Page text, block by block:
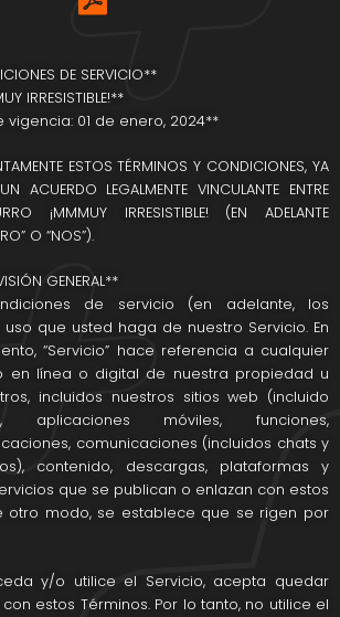
DE SERVICIO**
IRRESISTIBLE!**
01 de enero, 2024**
ESTOS TÉRMINOS Y CONDICIONES, YA
ACUERDO LEGALMENTE VINCULANTE ENTRE
¡MMMUY IRRESISTIBLE! (EN ADELANTE
O “NOS”).
GENERAL**
de servicio (en adelante, los
uso que usted haga de nuestro Servicio. En
“Servicio” hace referencia a cualquier
en línea o digital de nuestra propiedad u
incluidos nuestros sitios web (incluido
aplicaciones móviles, funciones,
comunicaciones (incluidos chats y
contenido, descargas, plataformas y
que se publican o enlazan con estos
otro modo, se establece que se rigen por
y/o utilice el Servicio, acepta quedar
estos Términos. Por lo tanto, no utilice el